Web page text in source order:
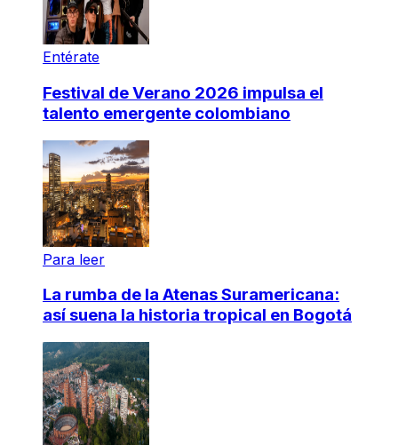
Entérate
Festival de Verano 2026 impulsa el
talento emergente colombiano
Para leer
La rumba de la Atenas Suramericana:
así suena la historia tropical en Bogotá